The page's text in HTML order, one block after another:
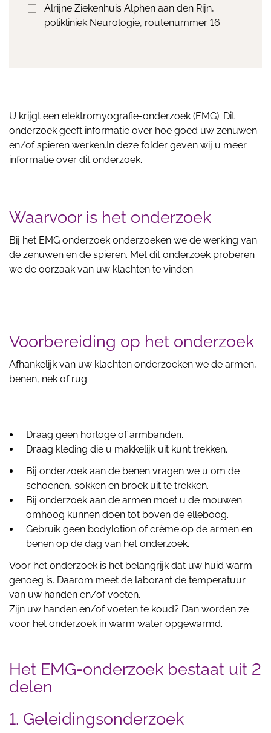
Alrijne Ziekenhuis Alphen aan den Rijn,
polikliniek Neurologie, routenummer 16.
U krijgt een elektromyografie-onderzoek (EMG). Dit
onderzoek geeft informatie over hoe goed uw zenuwen
en/of spieren werken.In deze folder geven wij u meer
informatie over dit onderzoek.
Waarvoor is het onderzoek
Bij het EMG onderzoek onderzoeken we de werking van
de zenuwen en de spieren. Met dit onderzoek proberen
we de oorzaak van uw klachten te vinden.
Voorbereiding op het onderzoek
Afhankelijk van uw klachten onderzoeken we de armen,
benen, nek of rug.
Draag geen horloge of armbanden.
Draag kleding die u makkelijk uit kunt trekken.
Bij onderzoek aan de benen vragen we u om de
schoenen, sokken en broek uit te trekken.
Bij onderzoek aan de armen moet u de mouwen
omhoog kunnen doen tot boven de elleboog.
Gebruik geen bodylotion of crème op de armen en
benen op de dag van het onderzoek.
Voor het onderzoek is het belangrijk dat uw huid warm
genoeg is. Daarom meet de laborant de temperatuur
van uw handen en/of voeten.
Zijn uw handen en/of voeten te koud? Dan worden ze
voor het onderzoek in warm water opgewarmd.
Het EMG-onderzoek bestaat uit 2
delen
1. Geleidingsonderzoek